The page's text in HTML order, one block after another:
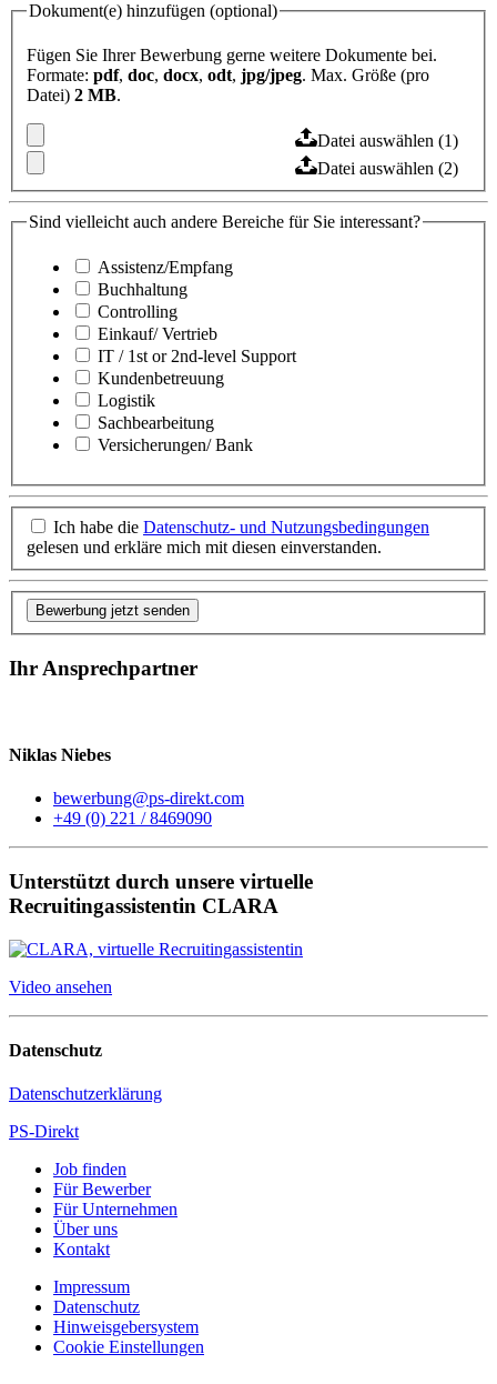
Dokument(e) hinzufügen (optional)
Fügen Sie Ihrer Bewerbung gerne weitere Dokumente bei.
Formate: pdf, doc, docx, odt, jpg/jpeg. Max. Größe (pro
Datei) 2 MB.
Datei auswählen (1)
Datei auswählen (2)
Sind vielleicht auch andere Bereiche für Sie interessant?
Assistenz/Empfang
Buchhaltung
Controlling
Einkauf/ Vertrieb
IT / 1st or 2nd-level Support
Kundenbetreuung
Logistik
Sachbearbeitung
Versicherungen/ Bank
Ich habe die Datenschutz- und Nutzungsbedingungen
gelesen und erkläre mich mit diesen einverstanden.
Bewerbung jetzt senden
Ihr Ansprechpartner
Niklas Niebes
bewerbung@ps-direkt.com
+49 (0) 221 / 8469090
Unterstützt durch unsere virtuelle
Recruitingassistentin CLARA
Video ansehen
Datenschutz
Datenschutzerklärung
PS-Direkt
Job finden
Für Bewerber
Für Unternehmen
Über uns
Kontakt
Impressum
Datenschutz
Hinweisgebersystem
Cookie Einstellungen